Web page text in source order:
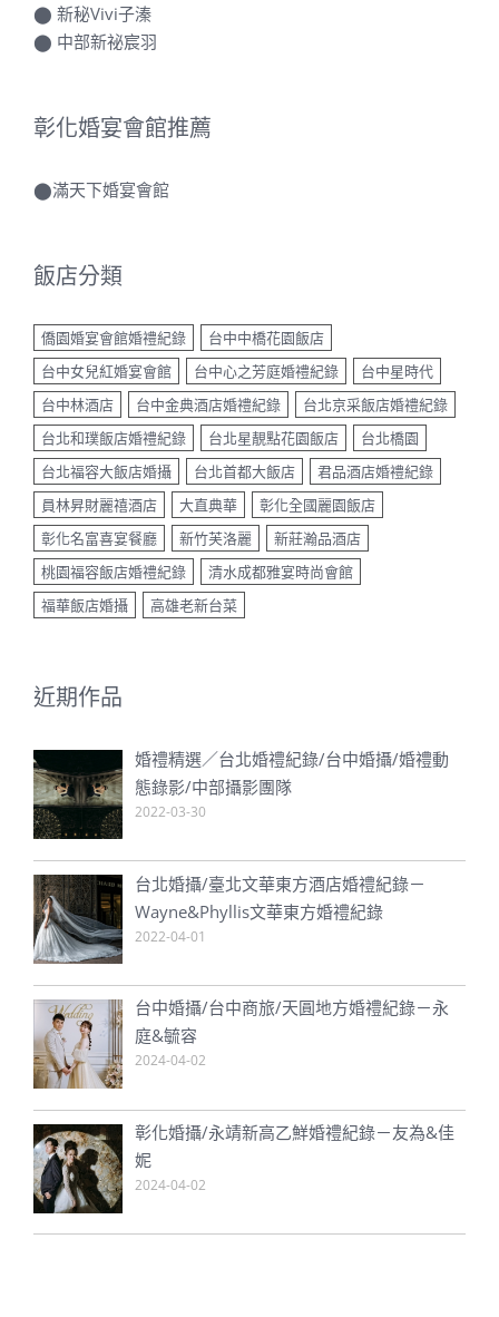
⬤ 新秘Vivi子溱
⬤ 中部新祕宸羽
彰化婚宴會館推薦
⬤滿天下婚宴會館
飯店分類
僑園婚宴會館婚禮紀錄
台中中橋花園飯店
台中女兒紅婚宴會館
台中心之芳庭婚禮紀錄
台中星時代
台中林酒店
台中金典酒店婚禮紀錄
台北京采飯店婚禮紀錄
台北和璞飯店婚禮紀錄
台北星靚點花園飯店
台北橋園
台北福容大飯店婚攝
台北首都大飯店
君品酒店婚禮紀錄
員林昇財麗禧酒店
大直典華
彰化全國麗園飯店
彰化名富喜宴餐廳
新竹芙洛麗
新莊瀚品酒店
桃園福容飯店婚禮紀錄
清水成都雅宴時尚會館
福華飯店婚攝
高雄老新台菜
近期作品
婚禮精選／台北婚禮紀錄/台中婚攝/婚禮動
態錄影/中部攝影團隊
2022-03-30
台北婚攝/臺北文華東方酒店婚禮紀錄－
Wayne&Phyllis文華東方婚禮紀錄
2022-04-01
台中婚攝/台中商旅/天圓地方婚禮紀錄－永
庭&毓容
2024-04-02
彰化婚攝/永靖新高乙鮮婚禮紀錄－友為&佳
妮
2024-04-02